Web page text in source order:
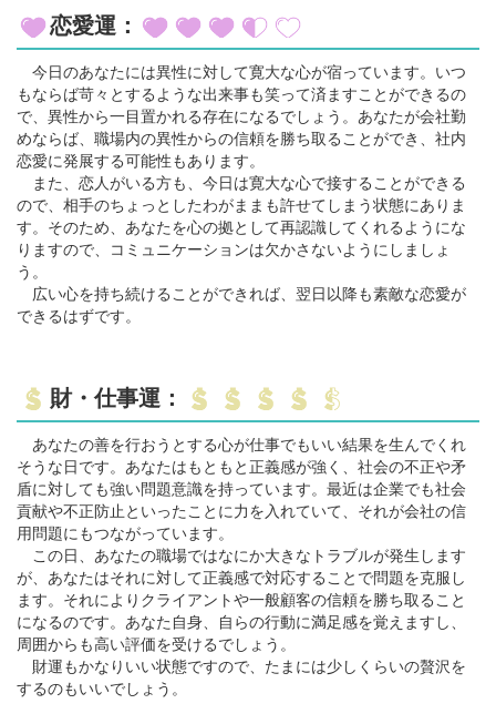
恋愛運：
今日のあなたには異性に対して寛大な心が宿っています。いつ
もならば苛々とするような出来事も笑って済ますことができるの
で、異性から一目置かれる存在になるでしょう。あなたが会社勤
めならば、職場内の異性からの信頼を勝ち取ることができ、社内
恋愛に発展する可能性もあります。
また、恋人がいる方も、今日は寛大な心で接することができる
ので、相手のちょっとしたわがままも許せてしまう状態にありま
す。そのため、あなたを心の拠として再認識してくれるようにな
りますので、コミュニケーションは欠かさないようにしましょ
う。
広い心を持ち続けることができれば、翌日以降も素敵な恋愛が
できるはずです。
財・仕事運：
あなたの善を行おうとする心が仕事でもいい結果を生んでくれ
そうな日です。あなたはもともと正義感が強く、社会の不正や矛
盾に対しても強い問題意識を持っています。最近は企業でも社会
貢献や不正防止といったことに力を入れていて、それが会社の信
用問題にもつながっています。
この日、あなたの職場ではなにか大きなトラブルが発生します
が、あなたはそれに対して正義感で対応することで問題を克服し
ます。それによりクライアントや一般顧客の信頼を勝ち取ること
になるのです。あなた自身、自らの行動に満足感を覚えますし、
周囲からも高い評価を受けるでしょう。
財運もかなりいい状態ですので、たまには少しくらいの贅沢を
するのもいいでしょう。